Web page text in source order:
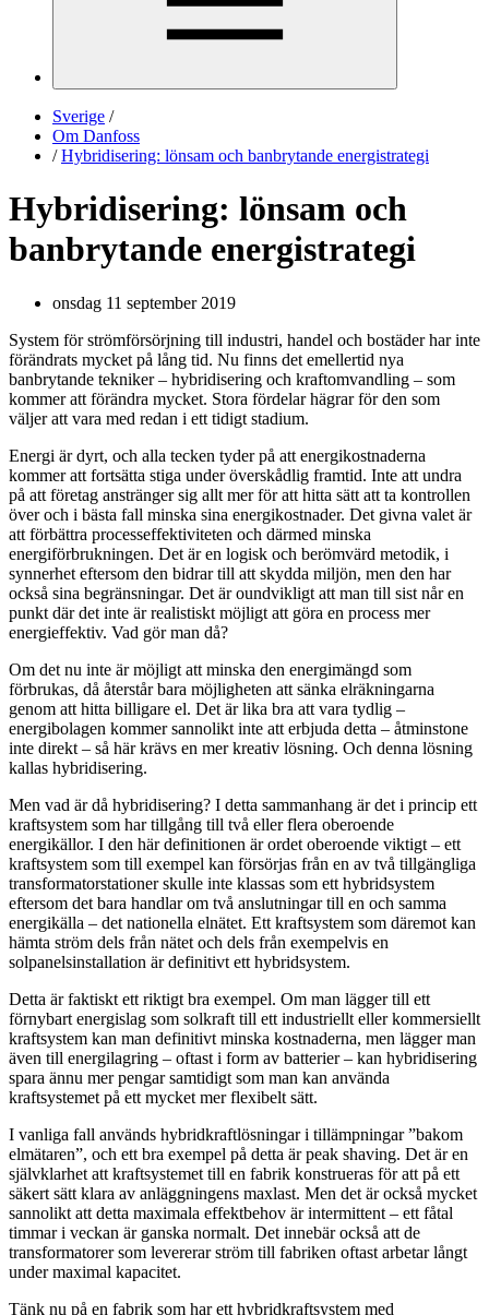
Sverige /
Om Danfoss
/ Hybridisering: lönsam och banbrytande energistrategi
Hybridisering: lönsam och
banbrytande energistrategi
onsdag 11 september 2019
System för strömförsörjning till industri, handel och bostäder har inte
förändrats mycket på lång tid. Nu finns det emellertid nya
banbrytande tekniker – hybridisering och kraftomvandling – som
kommer att förändra mycket. Stora fördelar hägrar för den som
väljer att vara med redan i ett tidigt stadium.
Energi är dyrt, och alla tecken tyder på att energikostnaderna
kommer att fortsätta stiga under överskådlig framtid. Inte att undra
på att företag anstränger sig allt mer för att hitta sätt att ta kontrollen
över och i bästa fall minska sina energikostnader. Det givna valet är
att förbättra processeffektiviteten och därmed minska
energiförbrukningen. Det är en logisk och berömvärd metodik, i
synnerhet eftersom den bidrar till att skydda miljön, men den har
också sina begränsningar. Det är oundvikligt att man till sist når en
punkt där det inte är realistiskt möjligt att göra en process mer
energieffektiv. Vad gör man då?
Om det nu inte är möjligt att minska den energimängd som
förbrukas, då återstår bara möjligheten att sänka elräkningarna
genom att hitta billigare el. Det är lika bra att vara tydlig –
energibolagen kommer sannolikt inte att erbjuda detta – åtminstone
inte direkt – så här krävs en mer kreativ lösning. Och denna lösning
kallas hybridisering.
Men vad är då hybridisering? I detta sammanhang är det i princip ett
kraftsystem som har tillgång till två eller flera oberoende
energikällor. I den här definitionen är ordet oberoende viktigt – ett
kraftsystem som till exempel kan försörjas från en av två tillgängliga
transformatorstationer skulle inte klassas som ett hybridsystem
eftersom det bara handlar om två anslutningar till en och samma
energikälla – det nationella elnätet. Ett kraftsystem som däremot kan
hämta ström dels från nätet och dels från exempelvis en
solpanelsinstallation är definitivt ett hybridsystem.
Detta är faktiskt ett riktigt bra exempel. Om man lägger till ett
förnybart energislag som solkraft till ett industriellt eller kommersiellt
kraftsystem kan man definitivt minska kostnaderna, men lägger man
även till energilagring – oftast i form av batterier – kan hybridisering
spara ännu mer pengar samtidigt som man kan använda
kraftsystemet på ett mycket mer flexibelt sätt.
I vanliga fall används hybridkraftlösningar i tillämpningar ”bakom
elmätaren”, och ett bra exempel på detta är peak shaving. Det är en
självklarhet att kraftsystemet till en fabrik konstrueras för att på ett
säkert sätt klara av anläggningens maxlast. Men det är också mycket
sannolikt att detta maximala effektbehov är intermittent – ett fåtal
timmar i veckan är ganska normalt. Det innebär också att de
transformatorer som levererar ström till fabriken oftast arbetar långt
under maximal kapacitet.
Tänk nu på en fabrik som har ett hybridkraftsystem med